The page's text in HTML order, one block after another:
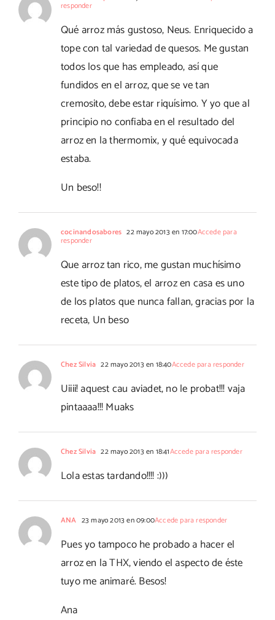
responder
Qué arroz más gustoso, Neus. Enriquecido a
tope con tal variedad de quesos. Me gustan
todos los que has empleado, así que
fundidos en el arroz, que se ve tan
cremosito, debe estar riquísimo. Y yo que al
principio no confiaba en el resultado del
arroz en la thermomix, y qué equivocada
estaba.
Un beso!!
cocinandosabores 22 mayo 2013 en 17:00Accede para
responder
Que arroz tan rico, me gustan muchísimo
este tipo de platos, el arroz en casa es uno
de los platos que nunca fallan, gracias por la
receta, Un beso
Chez Silvia 22 mayo 2013 en 18:40Accede para responder
Uiiii! aquest cau aviadet, no le probat!!! vaja
pintaaaa!!! Muaks
Chez Silvia 22 mayo 2013 en 18:41Accede para responder
Lola estas tardando!!!! :)))
ANA 23 mayo 2013 en 09:00Accede para responder
Pues yo tampoco he probado a hacer el
arroz en la THX, viendo el aspecto de éste
tuyo me animaré. Besos!
Ana